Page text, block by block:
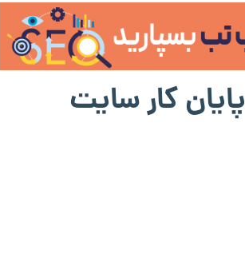
آیا الگوریتم paraphrasing پایان کار سایت